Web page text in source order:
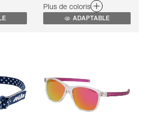
Plus de coloris
ADAPTABLE